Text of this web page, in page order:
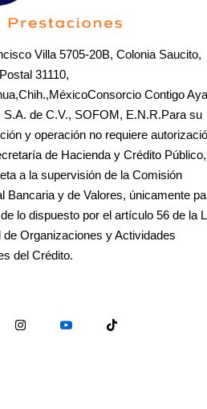
Villa 5705-20B, Colonia Saucito,
31110,
Contigo
S.A. de C.V., SOFOM, E.N.R.Para su
y operación no requiere
de Hacienda y Crédito
a la supervisión de la Comisión
Bancaria y de Valores, únicamente
lo dispuesto por el artículo 56 de la
de Organizaciones y Actividades
del Crédito.